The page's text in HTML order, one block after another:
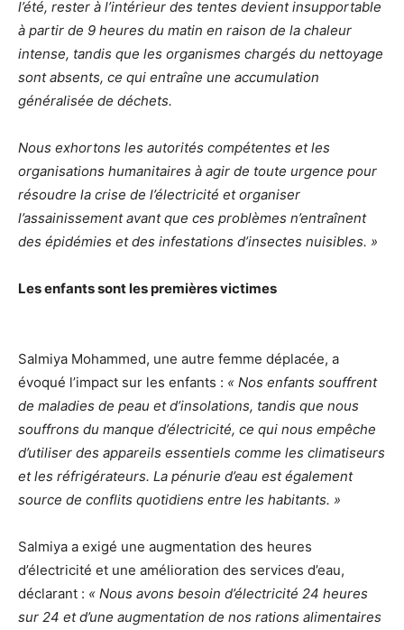
l’été, rester à l’intérieur des tentes devient insupportable
à partir de 9 heures du matin en raison de la chaleur
intense, tandis que les organismes chargés du nettoyage
sont absents, ce qui entraîne une accumulation
généralisée de déchets.
Nous exhortons les autorités compétentes et les
organisations humanitaires à agir de toute urgence pour
résoudre la crise de l’électricité et organiser
l’assainissement avant que ces problèmes n’entraînent
des épidémies et des infestations d’insectes nuisibles. »
Les enfants sont les premières victimes
Salmiya Mohammed, une autre femme déplacée, a
évoqué l’impact sur les enfants : « Nos enfants souffrent
de maladies de peau et d’insolations, tandis que nous
souffrons du manque d’électricité, ce qui nous empêche
d’utiliser des appareils essentiels comme les climatiseurs
et les réfrigérateurs. La pénurie d’eau est également
source de conflits quotidiens entre les habitants. »
Salmiya a exigé une augmentation des heures
d’électricité et une amélioration des services d’eau,
déclarant : « Nous avons besoin d’électricité 24 heures
sur 24 et d’une augmentation de nos rations alimentaires